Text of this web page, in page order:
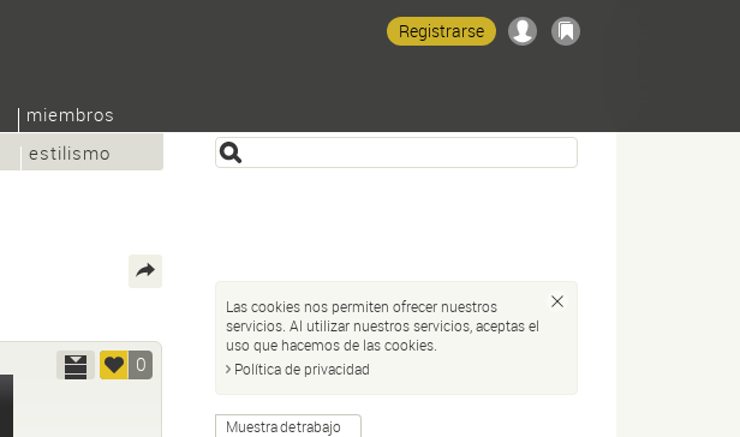
estilismo
miembros
Registrarse
0
Las cookies nos permiten ofrecer nuestros
servicios. Al utilizar nuestros servicios, aceptas el
uso que hacemos de las cookies.
Política de privacidad
Muestra de trabajo